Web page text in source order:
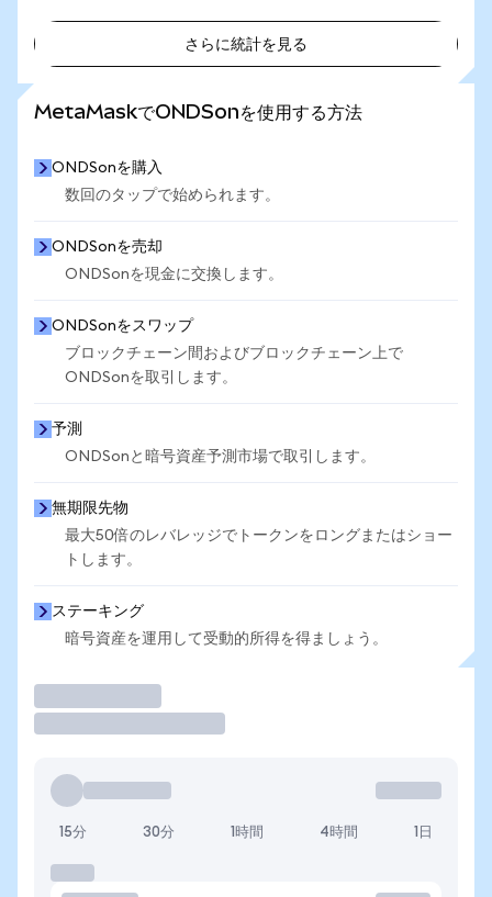
さらに統計を見る
MetaMaskでONDSonを使用する方法
ONDSonを購入
数回のタップで始められます。
ONDSonを売却
ONDSonを現金に交換します。
ONDSonをスワップ
ブロックチェーン間およびブロックチェーン上で
ONDSonを取引します。
予測
ONDSonと暗号資産予測市場で取引します。
無期限先物
最大50倍のレバレッジでトークンをロングまたはショー
トします。
ステーキング
暗号資産を運用して受動的所得を得ましょう。
15分 30分 1時間 4時間 1日